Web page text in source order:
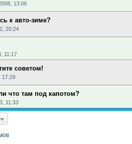
13:06
к авто-зиме?
20:24
11:17
советом!
17:29
что там под капотом?
11:33